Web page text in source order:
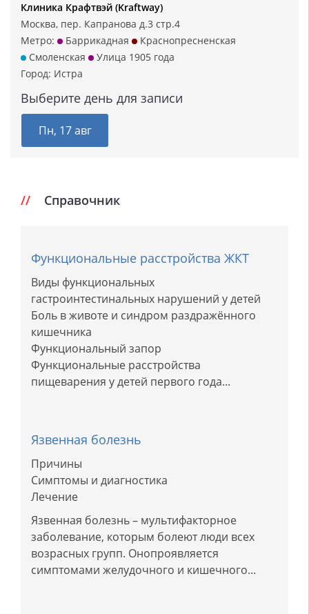
Клиника Крафтвэй (Kraftway)
Москва, пер. Капранова д.3 стр.4
Метро:
Баррикадная
Краснопресненская
Смоленская
Улица 1905 года
Город: Истра
Выберите день для записи
Пн, 17 авг
Справочник
Функциональные расстройства ЖКТ
Виды функциональных
гастроинтестинальных нарушений у детей
Боль в животе и синдром раздражённого
кишечника
Функциональный запор
Функциональные расстройства
пищеварения у детей первого года...
Язвенная болезнь
Причины
Симптомы и диагностика
Лечение
Язвенная болезнь – мультифакторное
заболевание, которым болеют люди всех
возрасных групп. Онопроявляется
симптомами желудочного и кишечного...